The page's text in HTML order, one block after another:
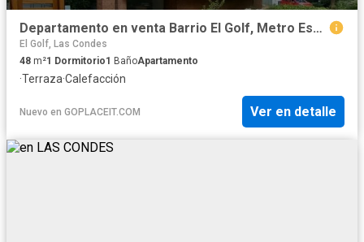
Departamento en venta Barrio El Golf, Metro Escuela Militar
El Golf, Las Condes
48 m²1 Dormitorio1 BañoApartamento
·Terraza·Calefacción
Nuevo en GOPLACEIT.COM Ver en detalle